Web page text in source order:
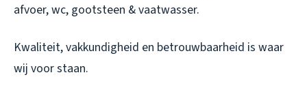
afvoer, wc, gootsteen & vaatwasser.
Kwaliteit, vakkundigheid en betrouwbaarheid is waar
wij voor staan.